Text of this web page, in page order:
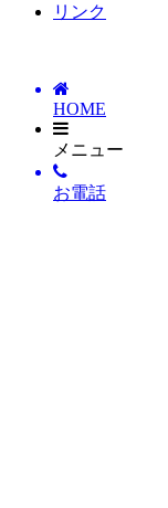
リンク
HOME
メニュー
お電話